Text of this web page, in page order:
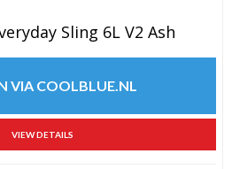
Sling 6L V2 Ash
VIA COOLBLUE.NL
VIEW DETAILS